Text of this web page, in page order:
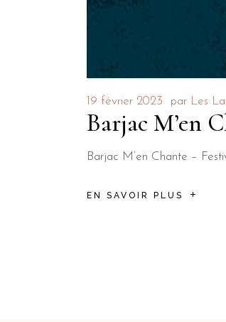
19 février 2023 par Les
Barjac M’en
Barjac M’en Chante –
EN SAVOIR PLUS